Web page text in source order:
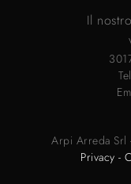
Il
Arpi Arreda Srl
Privacy -